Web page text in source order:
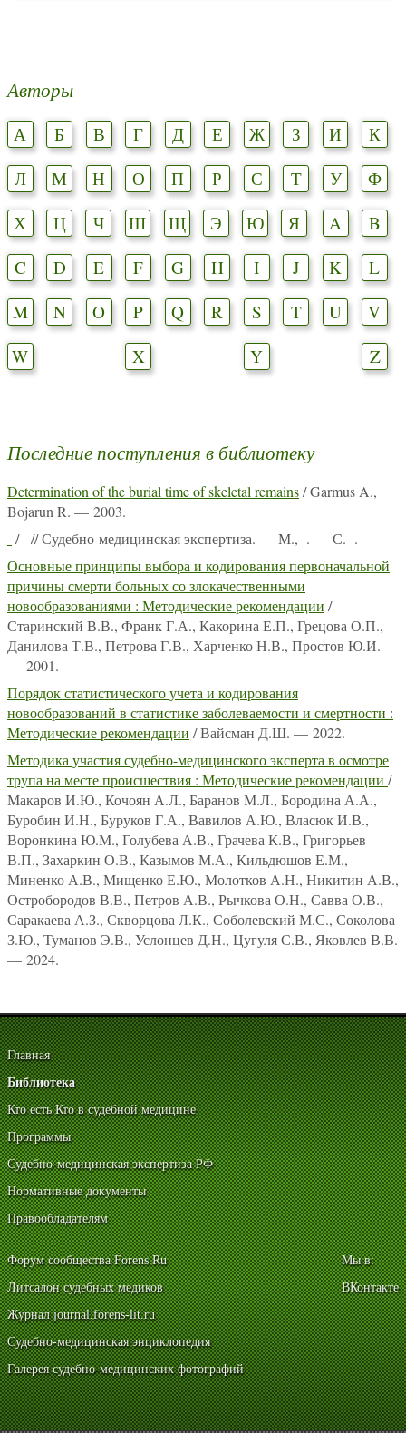
Авторы
А Б В Г Д Е Ж З И
К
Л
М Н О П Р С Т У
Ф
Х
Ц Ч Ш Щ Э Ю Я A
B
C
D E F G H I J K
L
M
N O P Q R S T U
V
W
X Y Z
Последние поступления в библиотеку
Determination of the burial time of skeletal remains/ Garmus A.,
Bojarun R. — 2003.
-/ - // Судебно-медицинская экспертиза. — М., -. — С. -.
Основные принципы выбора и кодирования первоначальной
причины смерти больных со злокачественными
новообразованиями : Методические рекомендации /
Старинский В.В., Франк Г.А., Какорина Е.П., Грецова О.П.,
Данилова Т.В., Петрова Г.В., Харченко Н.В., Простов Ю.И.
— 2001.
Порядок статистического учета и кодирования
новообразований в статистике заболеваемости и смертности :
Методические рекомендации / Вайсман Д.Ш. — 2022.
Методика участия судебно-медицинского эксперта в осмотре
трупа на месте происшествия : Методические рекомендации /
Макаров И.Ю., Кочоян А.Л., Баранов М.Л., Бородина А.А.,
Буробин И.Н., Буруков Г.А., Вавилов А.Ю., Власюк И.В.,
Воронкина Ю.М., Голубева А.В., Грачева К.В., Григорьев
В.П., Захаркин О.В., Казымов М.А., Кильдюшов Е.М.,
Миненко А.В., Мищенко Е.Ю., Молотков А.Н., Никитин А.В.,
Остробородов В.В., Петров А.В., Рычкова О.Н., Савва О.В.,
Саракаева А.З., Скворцова Л.К., Соболевский М.С., Соколова
З.Ю., Туманов Э.В., Услонцев Д.Н., Цугуля С.В., Яковлев В.В.
— 2024.
Главная
Библиотека
Кто есть Кто в судебной медицине
Программы
Судебно-медицинская экспертиза РФ
Нормативные документы
Правообладателям
Форум сообщества Forens.Ru
Литсалон судебных медиков
Журнал journal.forens-lit.ru
Судебно-медицинская энциклопедия
Галерея судебно-медицинских фотографий
Мы в:
ВКонтакте